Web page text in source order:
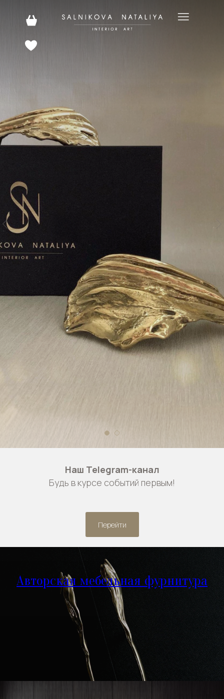
Наш Telegram-канал
Будь в курсе событий первым!
Перейти
Авторская мебельная фурнитура